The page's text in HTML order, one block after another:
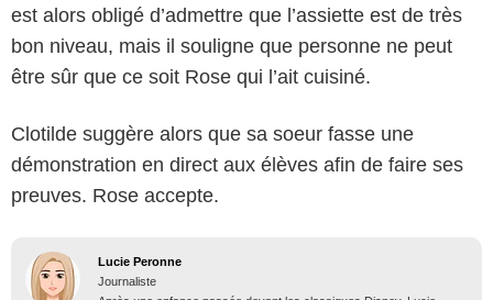
est alors obligé d’admettre que l’assiette est de très
bon niveau, mais il souligne que personne ne peut
être sûr que ce soit Rose qui l’ait cuisiné.
Clotilde suggère alors que sa soeur fasse une
démonstration en direct aux élèves afin de faire ses
preuves. Rose accepte.
Lucie Peronne
Journaliste